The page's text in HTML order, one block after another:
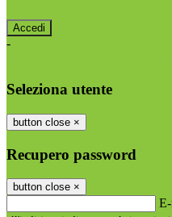
-
Seleziona utente
button close ×
Recupero password
button close ×